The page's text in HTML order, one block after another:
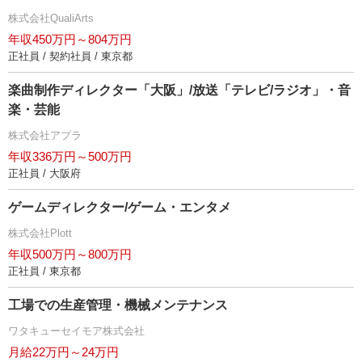
株式会社QualiArts
年収450万円～804万円
正社員 / 契約社員 / 東京都
楽曲制作ディレクター「大阪」/放送「テレビ/ラジオ」・音
楽・芸能
株式会社アプラ
年収336万円～500万円
正社員 / 大阪府
ゲームディレクター/ゲーム・エンタメ
株式会社Plott
年収500万円～800万円
正社員 / 東京都
工場での生産管理・機械メンテナンス
ワタキューセイモア株式会社
月給22万円～24万円